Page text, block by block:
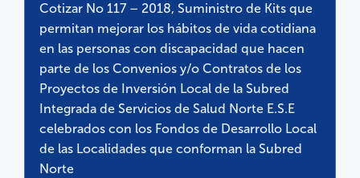
Cotizar No 117 – 2018, Suministro de Kits que
permitan mejorar los hábitos de vida cotidiana
en las personas con discapacidad que hacen
parte de los Convenios y/o Contratos de los
Proyectos de Inversión Local de la Subred
Integrada de Servicios de Salud Norte E.S.E
celebrados con los Fondos de Desarrollo Local
de las Localidades que conforman la Subred
Norte